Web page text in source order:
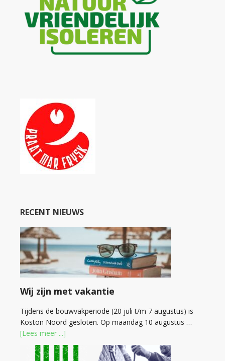
RECENT NIEUWS
Wij zijn met vakantie
Tijdens de bouwvakperiode (20 juli t/m 7 augustus) is
Koston Noord gesloten. Op maandag 10 augustus …
[Lees meer ...]